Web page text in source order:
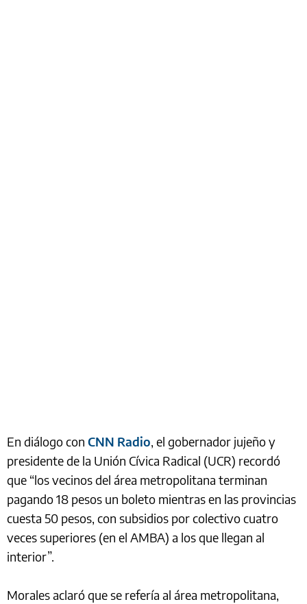
En diálogo con CNN Radio, el gobernador jujeño y
presidente de la Unión Cívica Radical (UCR) recordó
que “los vecinos del área metropolitana terminan
pagando 18 pesos un boleto mientras en las provincias
cuesta 50 pesos, con subsidios por colectivo cuatro
veces superiores (en el AMBA) a los que llegan al
interior”.
Morales aclaró que se refería al área metropolitana,